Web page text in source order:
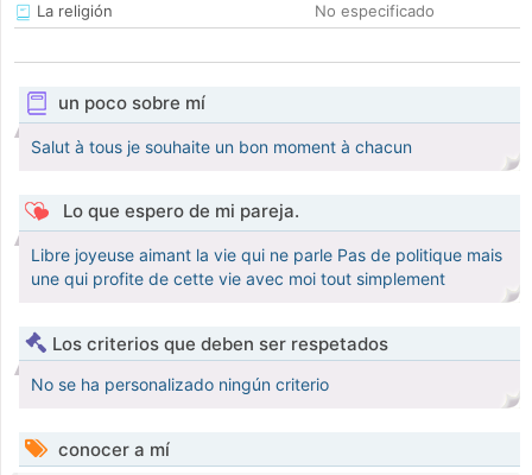
La religión
No especificado
un poco sobre mí
Salut à tous je souhaite un bon moment à chacun
Lo que espero de mi pareja.
Libre joyeuse aimant la vie qui ne parle Pas de politique mais
une qui profite de cette vie avec moi tout simplement
Los criterios que deben ser respetados
No se ha personalizado ningún criterio
conocer a mí